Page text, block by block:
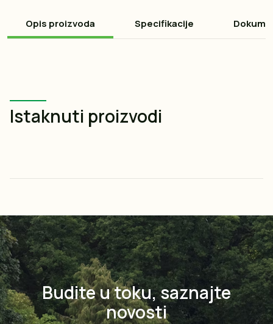
Opis proizvoda Specifikacije
Istaknuti proizvodi
Budite u toku, saznajte
novosti